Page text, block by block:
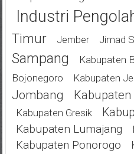
Industri
Timur
Jember Jimad
Sampang
Kabupaten
Bojonegoro
Kabupaten
Jombang
Kabupaten Gresik
Kabupaten Lumajang
Kabupaten Ponorogo